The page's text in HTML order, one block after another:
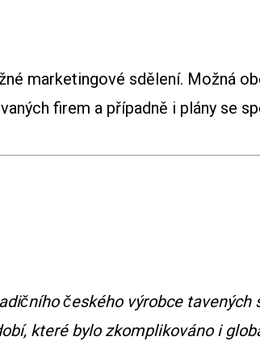
marketingové sdělení. Možná
firem a případně i plány
českého výrobce
které bylo zkomplikováno i